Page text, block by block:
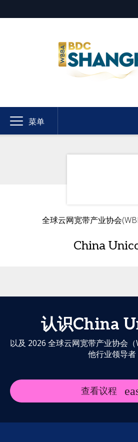
菜单
全球云网宽带产业协会
China
认识China
以及 2026 全球云网宽带产业协会
他行业领导者
查看议程